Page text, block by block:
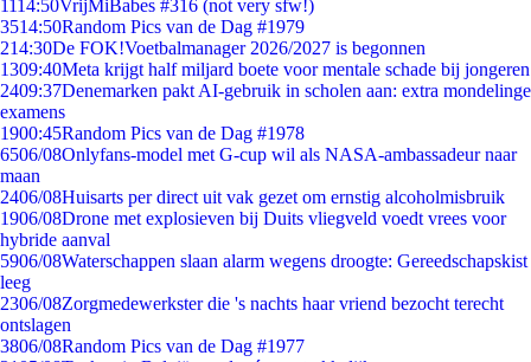
1114:50VrijMiBabes #316 (not very sfw!)
3514:50Random Pics van de Dag #1979
214:30De FOK!Voetbalmanager 2026/2027 is begonnen
1309:40Meta krijgt half miljard boete voor mentale schade bij jongeren
2409:37Denemarken pakt AI-gebruik in scholen aan: extra mondelinge
examens
1900:45Random Pics van de Dag #1978
6506/08Onlyfans-model met G-cup wil als NASA-ambassadeur naar
maan
2406/08Huisarts per direct uit vak gezet om ernstig alcoholmisbruik
1906/08Drone met explosieven bij Duits vliegveld voedt vrees voor
hybride aanval
5906/08Waterschappen slaan alarm wegens droogte: Gereedschapskist
leeg
2306/08Zorgmedewerkster die 's nachts haar vriend bezocht terecht
ontslagen
3806/08Random Pics van de Dag #1977